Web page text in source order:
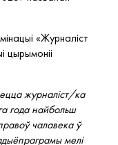
«Журналіст
цырымоніі
журналіст/ка
года найбольш
чалавека ў
мелі